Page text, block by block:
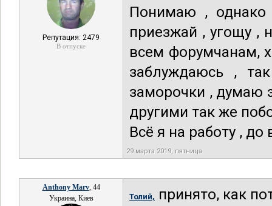
Репутация: 2479
В отпуске
Понимаю , однако
приезжай , угощу ,
всем форумчанам,
заблуждаюсь ,
заморочки , думаю
другими так же
Всё я на работу , до
29 марта 2019, пятница
Anthony Marv, 44
Украина, Киев
Толий, принято, как